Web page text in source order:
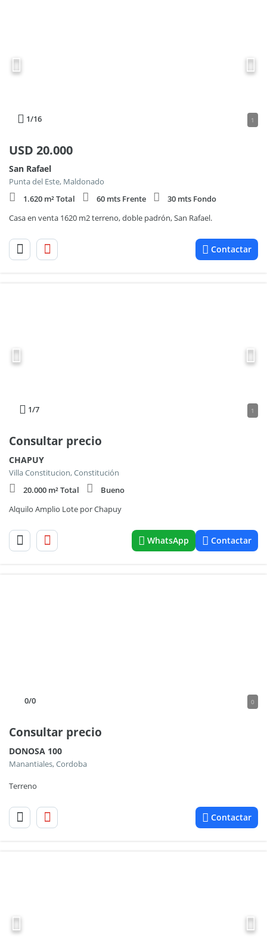
1/16 1
USD 20.000
San Rafael
Punta del Este, Maldonado
1.620 m² Total
60 mts Frente
30 mts Fondo
Casa en venta 1620 m2 terreno, doble padrón, San Rafael.
Contactar
1/7 1
Consultar precio
CHAPUY
Villa Constitucion, Constitución
20.000 m² Total
Bueno
Alquilo Amplio Lote por Chapuy
WhatsApp Contactar
0/0 0
Consultar precio
DONOSA 100
Manantiales, Cordoba
Terreno
Contactar